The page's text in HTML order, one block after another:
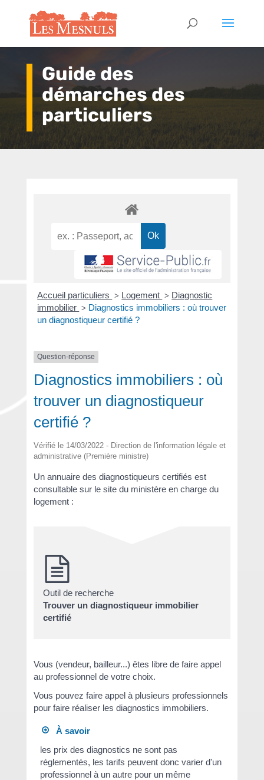
Guide des
démarches des
particuliers
Accueil particuliers > Logement > Diagnostic
immobilier > Diagnostics immobiliers : où trouver
un diagnostiqueur certifié ?
Question-réponse
Diagnostics immobiliers : où
trouver un diagnostiqueur
certifié ?
Vérifié le 14/03/2022 - Direction de l'information légale et
administrative (Première ministre)
Un annuaire des diagnostiqueurs certifiés est
consultable sur le site du ministère en charge du
logement :
Outil de recherche
Trouver un diagnostiqueur immobilier
certifié
Vous (vendeur, bailleur...) êtes libre de faire appel
au professionnel de votre choix.
Vous pouvez faire appel à plusieurs professionnels
pour faire réaliser les diagnostics immobiliers.
À savoir
les prix des diagnostics ne sont pas
réglementés, les tarifs peuvent donc varier d'un
professionnel à un autre pour un même